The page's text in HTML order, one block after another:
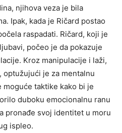
njihova veza je bila
Ipak, kada je Ričard postao
raspadati. Ričard, koji je
počeo je da pokazuje
Kroz manipulacije i laži,
optužujući je za mentalnu
taktike kako bi je
duboku emocionalnu ranu
pronađe svoj identitet u moru
ispleo.